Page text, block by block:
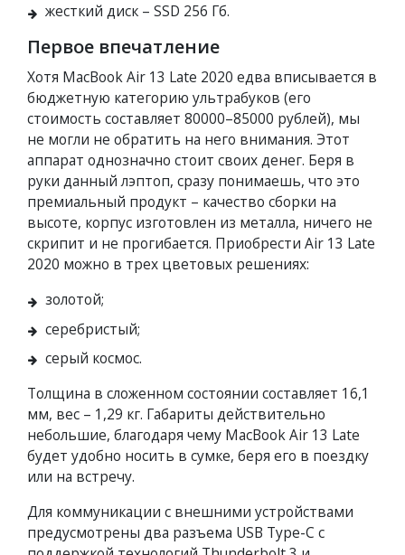
жесткий диск – SSD 256 Гб.
Первое впечатление
Хотя MacBook Air 13 Late 2020 едва вписывается в
бюджетную категорию ультрабуков (его
стоимость составляет 80000–85000 рублей), мы
не могли не обратить на него внимания. Этот
аппарат однозначно стоит своих денег. Беря в
руки данный лэптоп, сразу понимаешь, что это
премиальный продукт – качество сборки на
высоте, корпус изготовлен из металла, ничего не
скрипит и не прогибается. Приобрести Air 13 Late
2020 можно в трех цветовых решениях:
золотой;
серебристый;
серый космос.
Толщина в сложенном состоянии составляет 16,1
мм, вес – 1,29 кг. Габариты действительно
небольшие, благодаря чему MacBook Air 13 Late
будет удобно носить в сумке, беря его в поездку
или на встречу.
Для коммуникации с внешними устройствами
предусмотрены два разъема USB Type-C с